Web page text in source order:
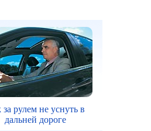
за рулем не уснуть в
дальней дороге